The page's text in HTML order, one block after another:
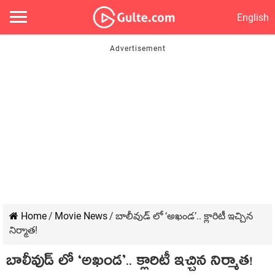
English
Home/ Movie News/ బాలీవుడ్ లో ‘అఖండ’.. క్లారిటీ ఇచ్చిన
నిర్మాత!
బాలీవుడ్ లో ‘అఖండ’.. క్లారిటీ ఇచ్చిన నిర్మాత!